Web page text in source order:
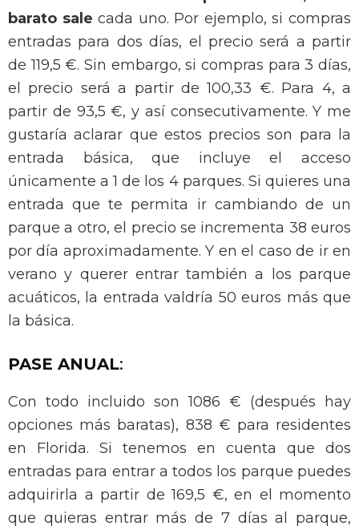
barato salecada uno. Por ejemplo, si compras
entradas para dos días, el precio será a partir
de 119,5 €. Sin embargo, si compras para 3 días,
el precio será a partir de 100,33 €. Para 4, a
partir de 93,5 €, y así consecutivamente.Y me
gustaría aclarar que estos precios son para la
entrada básica, que incluye el acceso
únicamente a 1 de los 4 parques. Si quieres una
entrada que te permita ir cambiando de un
parque a otro, el precio se incrementa 38 euros
por día aproximadamente.Y en el caso de ir en
verano y querer entrar también a los parque
acuáticos, la entrada valdría 50 euros más que
la básica.
PASE ANUAL:
Con todo incluido son 1086 € (después hay
opciones más baratas), 838 € para residentes
en Florida. Si tenemos en cuenta que dos
entradas para entrar a todos los parque puedes
adquirirla a partir de 169,5 €, en el momento
que quieras entrar más de 7 días al parque,